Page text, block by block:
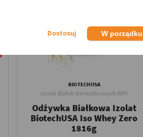
BIOTECHUSA
Izolat Białek Serwatkowych WPI
Odżywka Białkowa Izolat
BiotechUSA Iso Whey Zero
1816g
W porządku